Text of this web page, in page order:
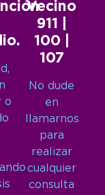
o
Vecino
911 |
100 |
107
No dude
en
llamarnos
para
realizar
cualquier
consulta